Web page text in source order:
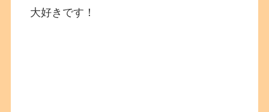
大好きです！